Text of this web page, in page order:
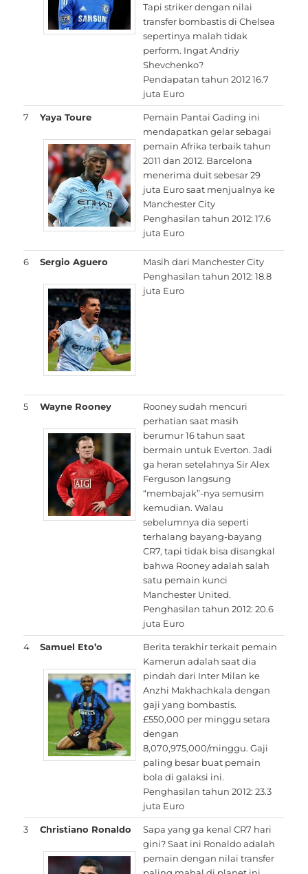
Tapi striker dengan nilai
transfer bombastis di Chelsea
sepertinya malah tidak
perform. Ingat Andriy
Shevchenko?
Pendapatan tahun 2012 16.7
juta Euro
7 Yaya Toure
Pemain Pantai Gading ini
mendapatkan gelar sebagai
pemain Afrika terbaik tahun
2011 dan 2012. Barcelona
menerima duit sebesar 29
juta Euro saat menjualnya ke
Manchester City
Penghasilan tahun 2012: 17.6
juta Euro
6 Sergio Aguero
Masih dari Manchester City
Penghasilan tahun 2012: 18.8
juta Euro
5 Wayne Rooney
Rooney sudah mencuri
perhatian saat masih
berumur 16 tahun saat
bermain untuk Everton. Jadi
ga heran setelahnya Sir Alex
Ferguson langsung
“membajak”-nya semusim
kemudian. Walau
sebelumnya dia seperti
terhalang bayang-bayang
CR7, tapi tidak bisa disangkal
bahwa Rooney adalah salah
satu pemain kunci
Manchester United.
Penghasilan tahun 2012: 20.6
juta Euro
4 Samuel Eto’o
Berita terakhir terkait pemain
Kamerun adalah saat dia
pindah dari Inter Milan ke
Anzhi Makhachkala dengan
gaji yang bombastis.
£550,000 per minggu setara
dengan
8,070,975,000/minggu. Gaji
paling besar buat pemain
bola di galaksi ini.
Penghasilan tahun 2012: 23.3
juta Euro
3 Christiano Ronaldo
Sapa yang ga kenal CR7 hari
gini? Saat ini Ronaldo adalah
pemain dengan nilai transfer